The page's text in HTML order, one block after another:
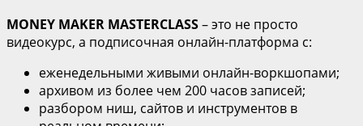
MONEY MAKER MASTERCLASS– это не просто
видеокурс, а подписочная онлайн‑платформа с:
еженедельными живыми онлайн‑воркшопами;
архивом из более чем 200 часов записей;
разбором ниш, сайтов и инструментов в